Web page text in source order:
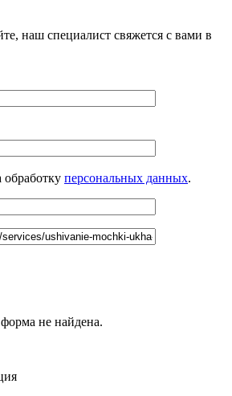
наш специалист свяжется с вами в
обработку персональных данных.
не найдена.